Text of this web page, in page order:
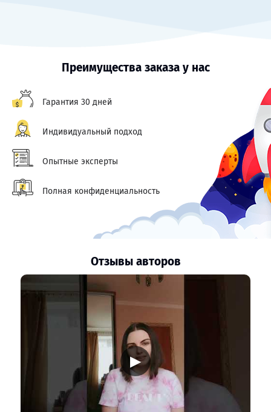
Преимущества заказа у нас
Гарантия 30 дней
Индивидуальный подход
Опытные эксперты
Полная конфиденциальность
Отзывы авторов
▶